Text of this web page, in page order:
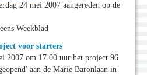
24 mei 2007 aangereden op de
Weekblad
voor starters
2007 om 17.00 uur het project 96
aan de Marie Baronlaan in